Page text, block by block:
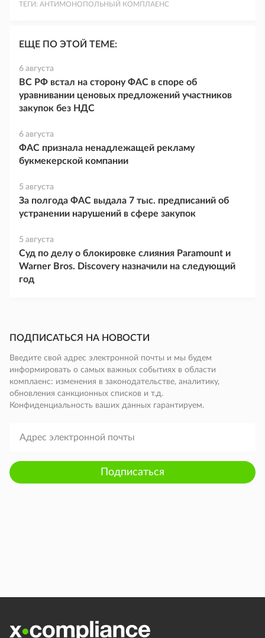
ТЕГИ: АНТИМОНОПОЛЬНЫЙ КОМПЛАЕНС
ЕЩЕ ПО ЭТОЙ ТЕМЕ:
6 августа
ВС РФ встал на сторону ФАС в споре об
уравнивании ценовых предложений участников
закупок без НДС
6 августа
ФАС признала ненадлежащей рекламу
букмекерской компании
5 августа
За полгода ФАС выдала 7 тыс. предписаний об
устранении нарушений в сфере закупок
5 августа
Суд по делу о блокировке слияния Paramount и
Warner Bros. Discovery назначили на следующий
год
ПОДПИСАТЬСЯ НА НОВОСТИ
Введите свой адрес электронной почты и мы будем
информировать о самых важных событиях в области
комплаенс: изменения в законодательстве, аналитику,
обновления санкционных списков и т.д.
Конфиденциальность ваших данных гарантируем.
Подписаться